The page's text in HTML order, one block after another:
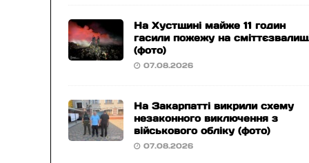
На Хустщині майже 11 годин
гасили пожежу на
(фото)
07.08.2026
На Закарпатті викрили схему
незаконного виключення з
військового обліку (фото)
07.08.2026